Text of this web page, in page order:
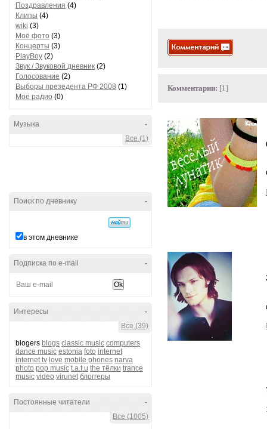
Поздравления (4)
Клипы (4)
wiki (3)
Моё фото (3)
Концерты (3)
PlayBoy (2)
Звук / Звуковой дневник (2)
Голосование (2)
Выборы презедента РФ 2008 (1)
Моё радио (0)
-
Музыка
Все (1)
-
Поиск по дневнику
в этом дневнике
-
Подписка по e-mail
-
Интересы
Все (39)
blogers blogs classic music computers
dance music estonia foto internet
internet tv love mobile phones narva
photo pop music t.a.t.u the тёлки trance
music video virunet блоггеры
-
Постоянные читатели
Все (1005)
Комментарии: [1]